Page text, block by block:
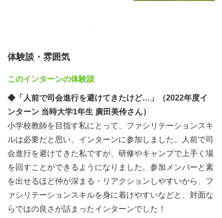
自分・みんな・世界を
や次世代のリーダーを輩出してきました。
6月から3か月間の研修プログラムでは、上から子どもに指
を引き出しながら導くファシリテータースキルを学ぶこと
ができます。
このスキルは、インターン期間やキャンプ中だけでなく、
学校での活動や就職活動、社会人になったその先まで活か
せる力になるということで、学生の皆さんからも大変好評
をいただいています。
社会課題に取り組む子どもたちをサポートする充実感ある
仕事です。
体験談・雰囲気
このインターンの体験談
◆「人前で司会進行を避けてきたけど…」（2022年度イ
ンターン 当時大学1年生 廣田美伶さん）
小学校教師を目指す私にとって、ファシリテーションスキ
ルは必要だと思い、インターンに参加しました。人前で司
会進行を避けてきた私ですが、研修やキャンプで上手く場
を回すことができるようになりました。参加メンバーと素
を出せるほど仲が深まる・リアクションしやすいから、フ
ァシリテーションスキルを身に着けやすいなどと、対面な
らではの良さが詰まったインターンでした！